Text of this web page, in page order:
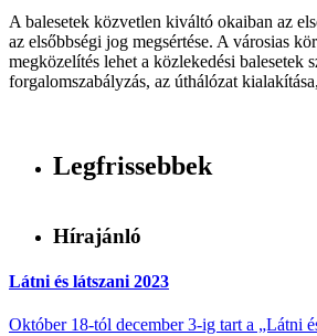
A balesetek közvetlen kiváltó okaiban az
az elsőbbségi jog megsértése. A városias
megközelítés lehet a közlekedési balesetek
forgalomszabályzás, az úthálózat
Legfrissebbek
Hírajánló
Látni és látszani 2023
Október 18-tól december 3-ig tart a „Látni